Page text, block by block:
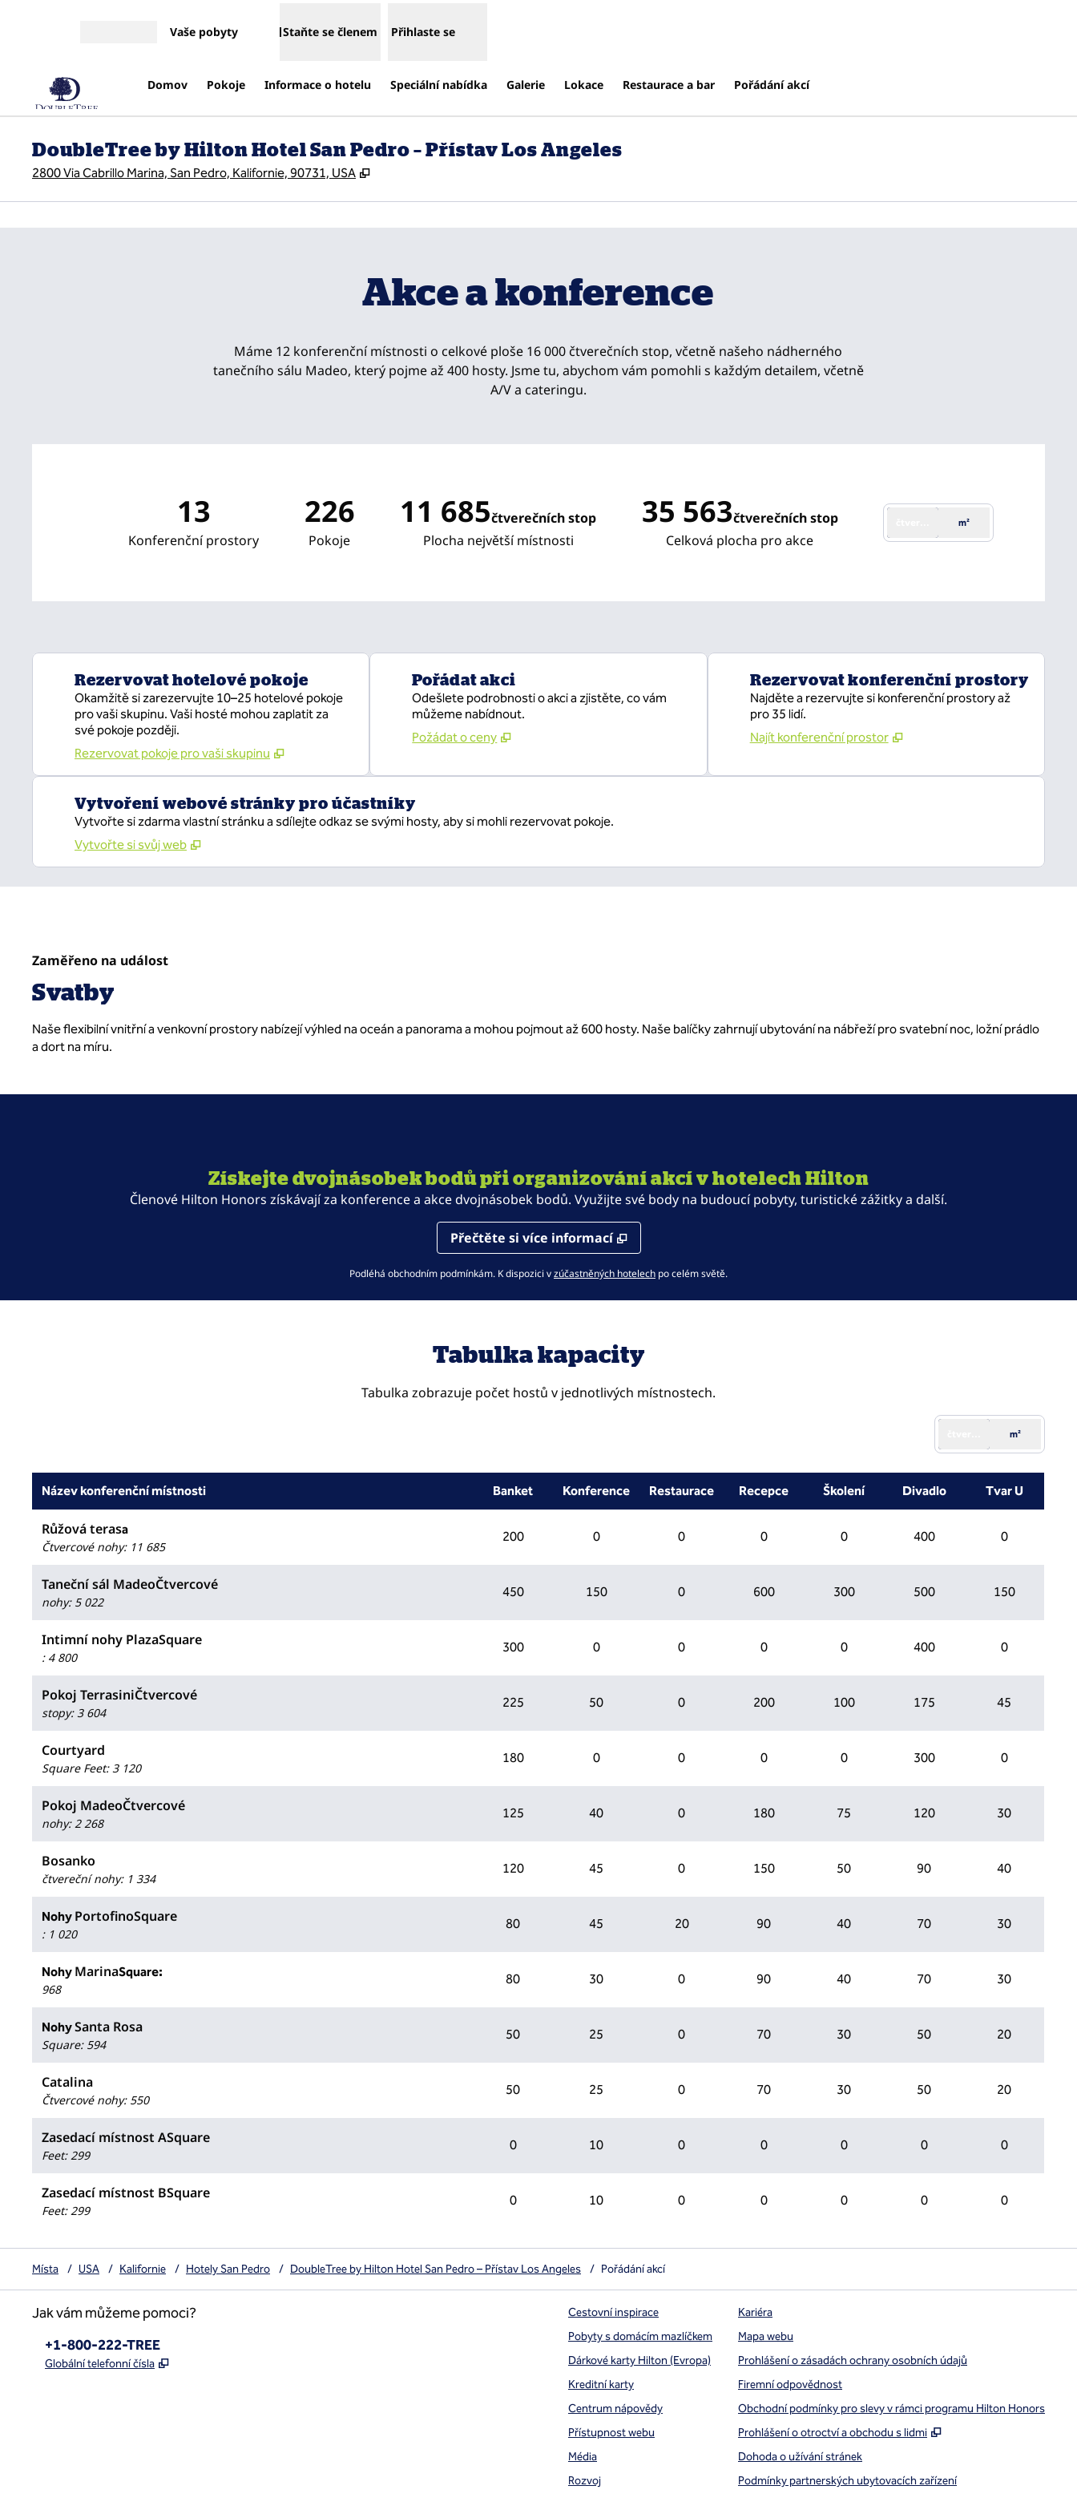
Vaše pobyty Staňte se členem Přihlaste se
Domov Pokoje Informace o hotelu Speciální nabídka Galerie Lokace Restaurace a bar Pořádání akcí
DoubleTree by Hilton Hotel San Pedro – Přístav Los Angeles
2800 Via Cabrillo Marina, San Pedro, Kalifornie, 90731, USA ,
1/13
Akce a konference
Máme 12 konferenční místnosti o celkové ploše 16 000 čtverečních stop, včetně našeho nádherného
tanečního sálu Madeo, který pojme až 400 hosty. Jsme tu, abychom vám pomohli s každým detailem, včetně
A/V a cateringu.
13
Konferenční prostory
226
Pokoje
11 685čtverečních stop
stop čtverečních
Plocha největší místnosti
35 563čtverečních stop
stop čtverečních
Celková plocha pro akce
čtverečních stop
m²
Rezervovat hotelové pokoje
Okamžitě si zarezervujte 10–25 hotelové pokoje
pro vaši skupinu. Vaši hosté mohou zaplatit za
své pokoje později.
Rezervovat pokoje pro vaši skupinu
Pořádat akci
Odešlete podrobnosti o akci a zjistěte, co vám
můžeme nabídnout.
Požádat o ceny
Rezervovat konferenční prostory
Najděte a rezervujte si konferenční prostory až
pro 35 lidí.
Najít konferenční prostor
Vytvoření webové stránky pro účastníky
Vytvořte si zdarma vlastní stránku a sdílejte odkaz se svými hosty, aby si mohli rezervovat pokoje.
Vytvořte si svůj web
Zaměřeno na událost
Svatby
Naše flexibilní vnitřní a venkovní prostory nabízejí výhled na oceán a panorama a mohou pojmout až 600 hosty. Naše balíčky zahrnují ubytování na nábřeží pro svatební noc, ložní prádlo
a dort na míru.
Získejte dvojnásobek bodů při organizování akcí v hotelech Hilton
Členové Hilton Honors získávají za konference a akce dvojnásobek bodů. Využijte své body na budoucí pobyty, turistické zážitky a další.
Přečtěte si více informací
Podléhá obchodním podmínkám. K dispozici vzúčastněných hotelech,otvírá novou záložku
po celém světě.
Tabulka kapacity
Tabulka zobrazuje počet hostů v jednotlivých místnostech.
čtverečních stop
m²
Název konferenční místnosti Banket Konference Restaurace Recepce Školení Divadlo Tvar U
Růžová terasa
Čtvercové nohy: 11 685
200 0 0 0 0 400 0
Taneční sál MadeoČtvercové
nohy: 5 022
450 150 0 600 300 500 150
Intimní nohy PlazaSquare
: 4 800
300 0 0 0 0 400 0
Pokoj TerrasiniČtvercové
stopy: 3 604
225 50 0 200 100 175 45
Courtyard
Square Feet: 3 120
180 0 0 0 0 300 0
Pokoj MadeoČtvercové
nohy: 2 268
125 40 0 180 75 120 30
Bosanko
čtvereční nohy: 1 334
120 45 0 150 50 90 40
Nohy PortofinoSquare
: 1 020
80 45 20 90 40 70 30
Nohy MarinaSquare:
968
80 30 0 90 40 70 30
NohySanta Rosa
Square: 594
50 25 0 70 30 50 20
Catalina
Čtvercové nohy: 550
50 25 0 70 30 50 20
Zasedací místnost ASquare
Feet: 299
0 10 0 0 0 0 0
Zasedací místnost BSquare
Feet: 299
0 10 0 0 0 0 0
Místa / USA / Kalifornie / Hotely San Pedro / DoubleTree by Hilton Hotel San Pedro – Přístav Los Angeles / Pořádání akcí
Jak vám můžeme pomoci?
Telefon:
+1-800-222-TREE
Globální telefonní čísla ,
Cestovní inspirace
Pobyty s domácím mazlíčkem
Dárkové karty Hilton (Evropa)
Kreditní karty
Centrum nápovědy
Přístupnost webu
Média
Rozvoj
Kariéra
Mapa webu
Prohlášení o zásadách ochrany osobních údajů
Firemní odpovědnost
Obchodní podmínky pro slevy v rámci programu Hilton Honors
Prohlášení o otroctví a obchodu s lidmi
,
Dohoda o užívání stránek
Podmínky partnerských ubytovacích zařízení